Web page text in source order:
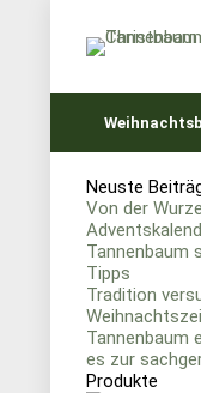
Neuste
Von der
Tannenbaum
Tipps
Tradition
Tannenbaum
es zur
Produkte